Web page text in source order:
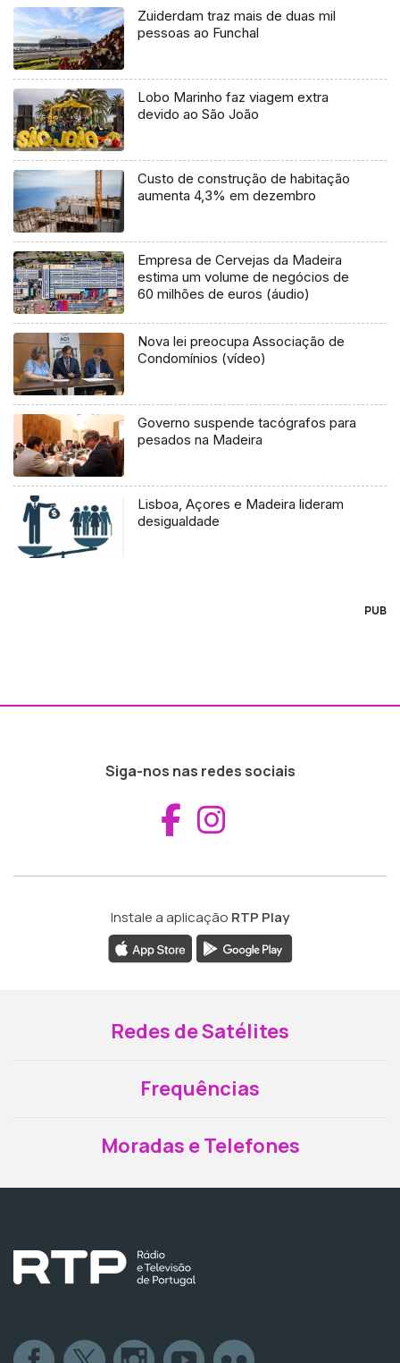
Zuiderdam traz mais de duas mil
pessoas ao Funchal
Lobo Marinho faz viagem extra
devido ao São João
Custo de construção de habitação
aumenta 4,3% em dezembro
Empresa de Cervejas da Madeira
estima um volume de negócios de
60 milhões de euros (áudio)
Nova lei preocupa Associação de
Condomínios (vídeo)
Governo suspende tacógrafos para
pesados na Madeira
Lisboa, Açores e Madeira lideram
desigualdade
PUB
Siga-nos nas redes sociais
Aceder ao
Instale a aplicação RTP Play
Redes de Satélites
Frequências
Moradas e Telefones